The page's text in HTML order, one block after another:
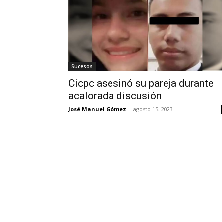
Sucesos
Cicpc asesinó su pareja durante
acalorada discusión
José Manuel Gómez - agosto 15, 2023